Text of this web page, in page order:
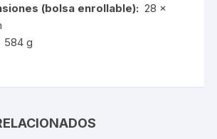
(bolsa enrollable): 28 x
584 g